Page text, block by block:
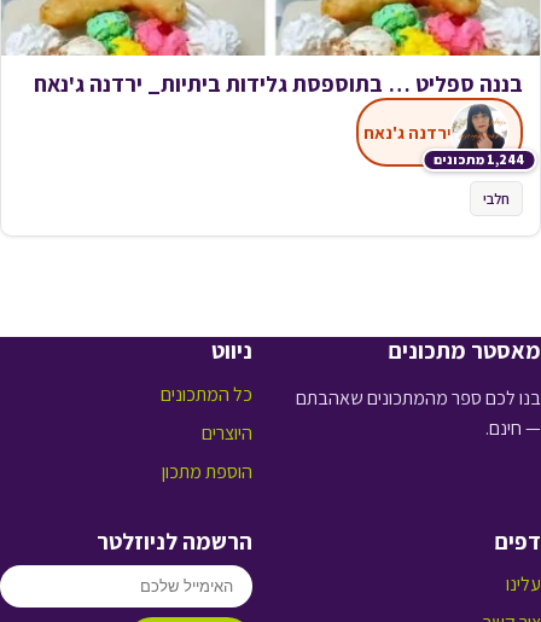
בננה ספליט … בתוספסת גלידות ביתיות_ ירדנה ג'נאח
1,244 מתכונים
ירדנה ג'נאח
חלבי
מאסטר מתכונים
בנו לכם ספר מהמתכונים שאהבתם
— חינם.
ניווט
כל המתכונים
היוצרים
הוספת מתכון
דפים
עלינו
הרשמה לניוזלטר